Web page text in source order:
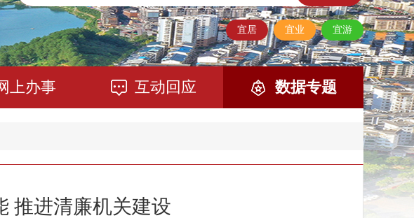
宜居 宜业 宜游
上办事 互动回应 数据专题
推进清廉机关建设